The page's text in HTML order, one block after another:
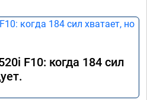
F10: когда 184 сил